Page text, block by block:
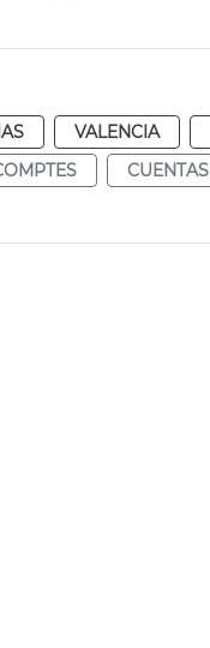
VALENCIA
CUENTAS